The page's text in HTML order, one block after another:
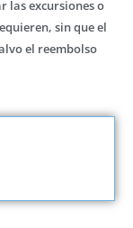
las excursiones o
sin que el
el reembolso